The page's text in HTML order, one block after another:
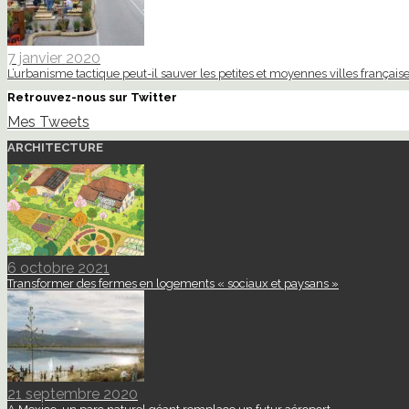
7 janvier 2020
L’urbanisme tactique peut-il sauver les petites et moyennes villes
Retrouvez-nous sur Twitter
Mes Tweets
ARCHITECTURE
6 octobre 2021
Transformer des fermes en logements « sociaux et paysans »
21 septembre 2020